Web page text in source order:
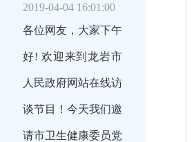
2019-04-04 16:01:00
各位网友，大家下午
好! 欢迎来到龙岩市
人民政府网站在线访
谈节目！今天我们邀
请市卫生健康委员党